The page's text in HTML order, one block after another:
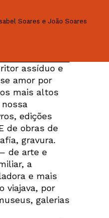
Soares e João Soares
assíduo e
amor por
mais altos
edições
de obras de
gravura.
de arte e
a
e mais
viajava, por
galerias